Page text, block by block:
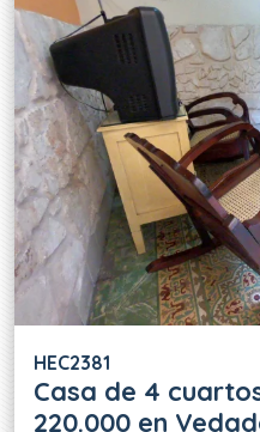
HEC2381
Casa de 4
220.000 en